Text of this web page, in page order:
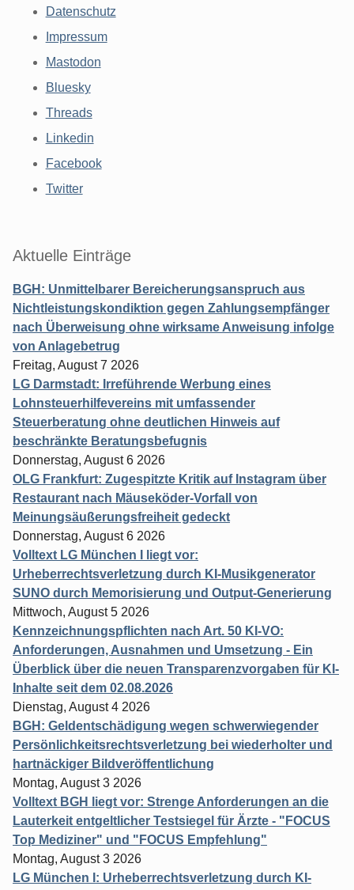
Datenschutz
Impressum
Mastodon
Bluesky
Threads
Linkedin
Facebook
Twitter
Aktuelle Einträge
BGH: Unmittelbarer Bereicherungsanspruch aus
Nichtleistungskondiktion gegen Zahlungsempfänger
nach Überweisung ohne wirksame Anweisung infolge
von Anlagebetrug
Freitag, August 7 2026
LG Darmstadt: Irreführende Werbung eines
Lohnsteuerhilfevereins mit umfassender
Steuerberatung ohne deutlichen Hinweis auf
beschränkte Beratungsbefugnis
Donnerstag, August 6 2026
OLG Frankfurt: Zugespitzte Kritik auf Instagram über
Restaurant nach Mäuseköder-Vorfall von
Meinungsäußerungsfreiheit gedeckt
Donnerstag, August 6 2026
Volltext LG München I liegt vor:
Urheberrechtsverletzung durch KI-Musikgenerator
SUNO durch Memorisierung und Output-Generierung
Mittwoch, August 5 2026
Kennzeichnungspflichten nach Art. 50 KI-VO:
Anforderungen, Ausnahmen und Umsetzung - Ein
Überblick über die neuen Transparenzvorgaben für KI-
Inhalte seit dem 02.08.2026
Dienstag, August 4 2026
BGH: Geldentschädigung wegen schwerwiegender
Persönlichkeitsrechtsverletzung bei wiederholter und
hartnäckiger Bildveröffentlichung
Montag, August 3 2026
Volltext BGH liegt vor: Strenge Anforderungen an die
Lauterkeit entgeltlicher Testsiegel für Ärzte - "FOCUS
Top Mediziner" und "FOCUS Empfehlung"
Montag, August 3 2026
LG München I: Urheberrechtsverletzung durch KI-